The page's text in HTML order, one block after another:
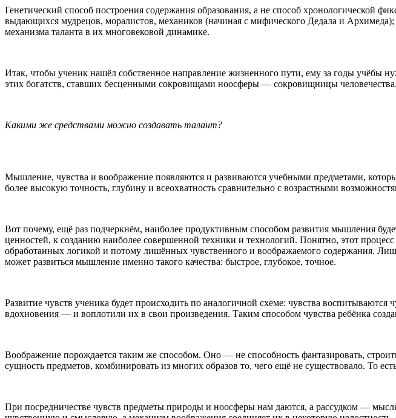
Генетический способ построения содержания образования, а не способ хронологической
выдающихся мудрецов, моралистов, механиков (начиная с мифического Дедала и
механизма таланта в их многовековой динамике.
Итак, чтобы ученик нашёл собственное направление жизненного пути, ему за годы
этих богатств, ставших бесценными сокровищами ноосферы — сокровищницы человечества.
Какими же средствами можно создавать талант?
Мышление, чувства и воображение появляются и развиваются учебными предметами,
более высокую точность, глубину и всеохватность сравнительно с возрастными
Вот почему, ещё раз подчеркнём, наиболее продуктивным способом развития мышления
ценностей, к созданию наиболее совершенной техники и технологий. Понятно, этот
обработанных логикой и потому лишённых чувственного и воображаемого содержания.
может развиться мышление именно такого качества: быстрое, глубокое, точное.
Развитие чувств ученика будет происходить по аналогичной схеме: чувства
вдохновения — и воплотили их в свои произведения. Таким способом чувства ребёнка
Воображение порождается таким же способом. Оно — не способность фантазировать,
сущность предметов, комбинировать из многих образов то, чего ещё не существовало. То
При посредничестве чувств предметы природы и ноосферы нам даются, а рассудком —